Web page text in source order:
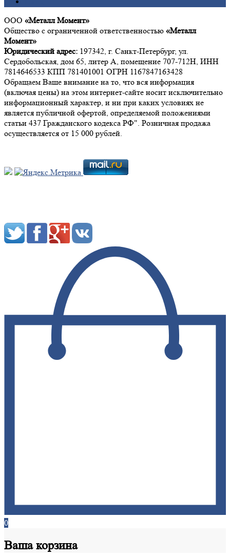
ООО «Металл Момент»
Общество с ограниченной ответственностью «Металл
Момент»
Юридический адрес: 197342, г. Санкт-Петербург, ул.
Сердобольская, дом 65, литер А, помещение 707-712Н, ИНН
7814646533 КПП 781401001 ОГРН 1167847163428
Обращаем Ваше внимание на то, что вся информация
(включая цены) на этом интернет-сайте носит исключительно
информационный характер, и ни при каких условиях не
является публичной офертой, определяемой положениями
статьи 437 Гражданского кодекса РФ". Розничная продажа
осуществляется от 15 000 рублей.
0
Вашакорзина